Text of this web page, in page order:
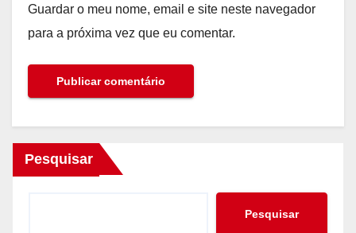
Guardar o meu nome, email e site neste navegador
para a próxima vez que eu comentar.
Pesquisar
Pesquisar